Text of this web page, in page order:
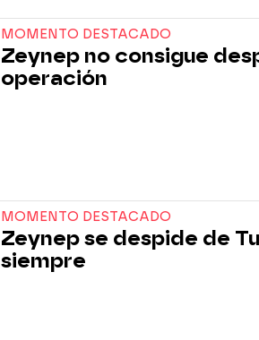
MOMENTO DESTACADO
Zeynep no consigue
operación
MOMENTO DESTACADO
Zeynep se despide de
siempre